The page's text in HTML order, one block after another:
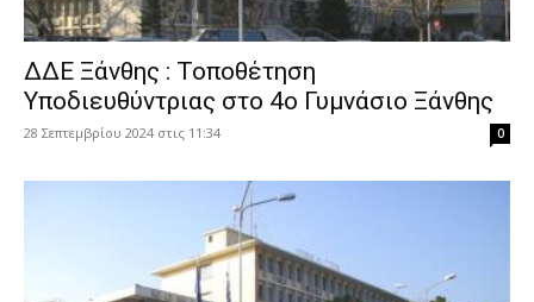
ΔΔΕ Ξάνθης : Τοποθέτηση
Υποδιευθύντριας στο 4ο Γυμνάσιο Ξάνθης
28 Σεπτεμβρίου 2024 στις 11:34 0